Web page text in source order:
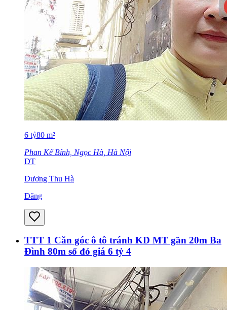
6 tỷ80 m²
Phan Kế Bính, Ngọc Hà, Hà Nội
DT
Dương Thu Hà
Đăng
TTT 1 Căn góc ô tô tránh KD MT gần 20m Ba
Đình 80m sổ đỏ giá 6 tỷ 4